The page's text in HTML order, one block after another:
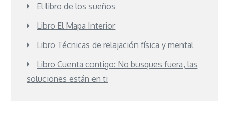
El libro de los sueños
Libro El Mapa Interior
Libro Técnicas de relajación física y mental
Libro Cuenta contigo: No busques fuera, las
soluciones están en ti